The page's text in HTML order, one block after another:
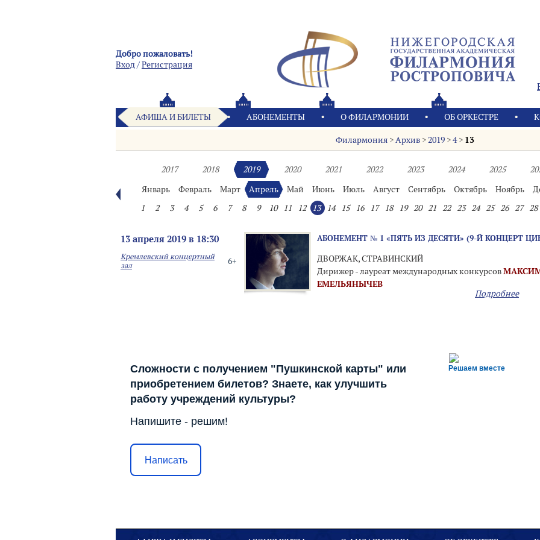
Добро пожаловать!
Вход/Pегистрация
АФИША И БИЛЕТЫ АБОНЕМЕНТЫ О ФИЛАРМОНИИ OБ ОРКЕСТРЕ
Филармония >Архив >2019 >4> 13
2017 2018 2019 2020 2021 2022 2023 2024 2025
Январь
Февраль Март Апрель Май Июнь Июль Август Сентябрь Октябрь Ноябрь
1
2 3 4 5 6 7 8 9 10 11 12 13 14 15 16 17 18 19 20 21 22 23 24 25 26 27 28
13 апреля 2019 в 18:30
6+
Кремлевский концертный
зал
АБОНЕМЕНТ № 1 «ПЯТЬ ИЗ ДЕСЯТИ» (9-Й КОНЦЕРТ
ДВОРЖАК, СТРАВИНСКИЙ
Дирижер - лауреат международных конкурсов
ЕМЕЛЬЯНЫЧЕВ
Подробнее
Решаем вместе
Сложности с получением "Пушкинской карты" или
приобретением билетов? Знаете, как улучшить
работу учреждений культуры?
Напишите - решим!
Написать